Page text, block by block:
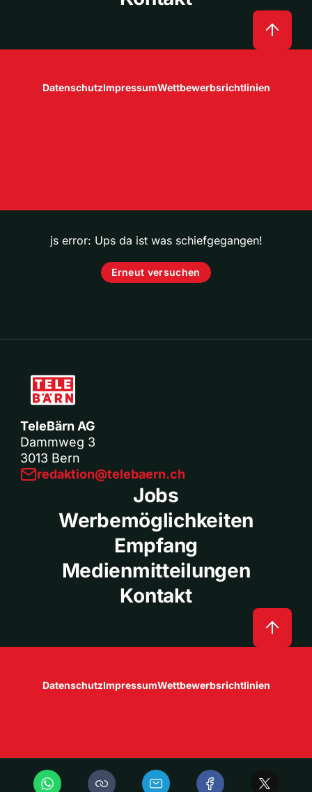
DatenschutzImpressumWettbewerbsrichtlinien
js error: Ups da ist was schiefgegangen!
Erneut versuchen
TeleBärn AG
Dammweg 3
3013 Bern
redaktion@telebaern.ch
Jobs
Werbemöglichkeiten
Empfang
Medienmitteilungen
Kontakt
DatenschutzImpressumWettbewerbsrichtlinien